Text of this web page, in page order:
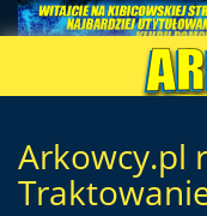
Arkowcy.pl